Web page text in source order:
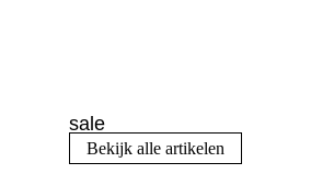
sale
Bekijk alle artikelen